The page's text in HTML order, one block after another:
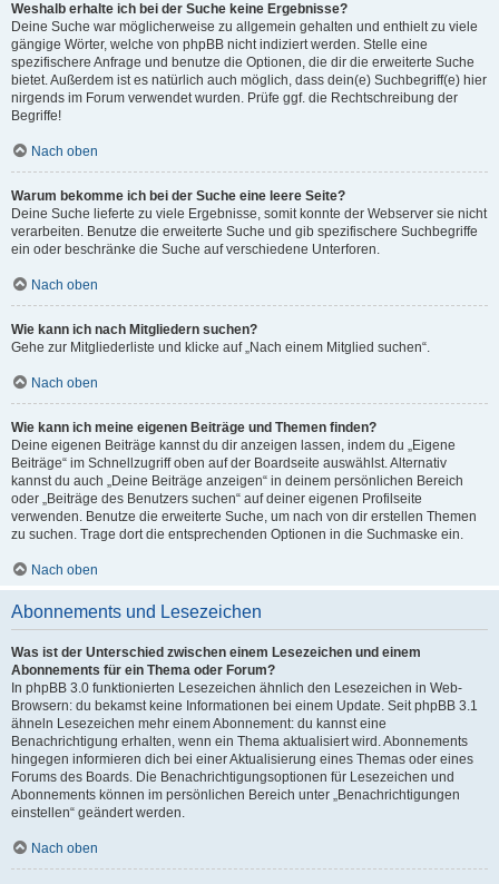
Weshalb erhalte ich bei der Suche keine Ergebnisse?
Deine Suche war möglicherweise zu allgemein gehalten und enthielt zu viele
gängige Wörter, welche von phpBB nicht indiziert werden. Stelle eine
spezifischere Anfrage und benutze die Optionen, die dir die erweiterte Suche
bietet. Außerdem ist es natürlich auch möglich, dass dein(e) Suchbegriff(e) hier
nirgends im Forum verwendet wurden. Prüfe ggf. die Rechtschreibung der
Begriffe!
Nach oben
Warum bekomme ich bei der Suche eine leere Seite?
Deine Suche lieferte zu viele Ergebnisse, somit konnte der Webserver sie nicht
verarbeiten. Benutze die erweiterte Suche und gib spezifischere Suchbegriffe
ein oder beschränke die Suche auf verschiedene Unterforen.
Nach oben
Wie kann ich nach Mitgliedern suchen?
Gehe zur Mitgliederliste und klicke auf „Nach einem Mitglied suchen“.
Nach oben
Wie kann ich meine eigenen Beiträge und Themen finden?
Deine eigenen Beiträge kannst du dir anzeigen lassen, indem du „Eigene
Beiträge“ im Schnellzugriff oben auf der Boardseite auswählst. Alternativ
kannst du auch „Deine Beiträge anzeigen“ in deinem persönlichen Bereich
oder „Beiträge des Benutzers suchen“ auf deiner eigenen Profilseite
verwenden. Benutze die erweiterte Suche, um nach von dir erstellen Themen
zu suchen. Trage dort die entsprechenden Optionen in die Suchmaske ein.
Nach oben
Abonnements und Lesezeichen
Was ist der Unterschied zwischen einem Lesezeichen und einem
Abonnements für ein Thema oder Forum?
In phpBB 3.0 funktionierten Lesezeichen ähnlich den Lesezeichen in Web-
Browsern: du bekamst keine Informationen bei einem Update. Seit phpBB 3.1
ähneln Lesezeichen mehr einem Abonnement: du kannst eine
Benachrichtigung erhalten, wenn ein Thema aktualisiert wird. Abonnements
hingegen informieren dich bei einer Aktualisierung eines Themas oder eines
Forums des Boards. Die Benachrichtigungsoptionen für Lesezeichen und
Abonnements können im persönlichen Bereich unter „Benachrichtigungen
einstellen“ geändert werden.
Nach oben